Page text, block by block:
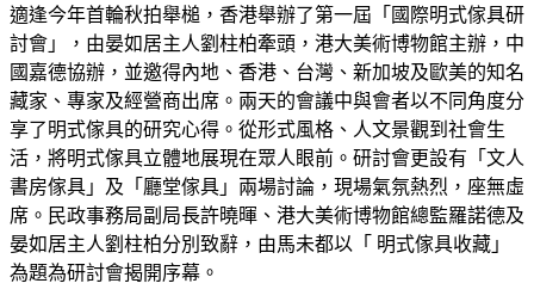
適逢今年首輪秋拍舉槌，香港舉辦了第一屆「國際明式傢具研
討會」，由晏如居主人劉柱柏牽頭，港大美術博物館主辦，中
國嘉德協辦，並邀得內地、香港、台灣、新加坡及歐美的知名
藏家、專家及經營商出席。兩天的會議中與會者以不同角度分
享了明式傢具的研究心得。從形式風格、人文景觀到社會生
活，將明式傢具立體地展現在眾人眼前。研討會更設有「文人
書房傢具」及「廳堂傢具」兩場討論，現場氣氛熱烈，座無虛
席。民政事務局副局長許曉暉、港大美術博物館總監羅諾德及
晏如居主人劉柱柏分別致辭，由馬未都以「 明式傢具收藏」
為題為研討會揭開序幕。